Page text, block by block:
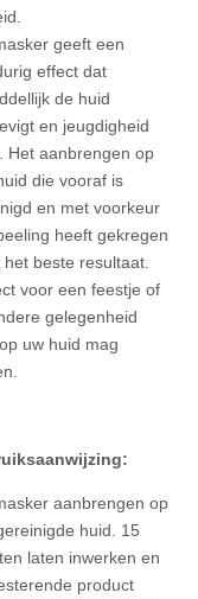
geeft een
effect dat
de huid
en jeugdigheid
Het aanbrengen op
die vooraf is
en met voorkeur
heeft gekregen
beste resultaat.
voor een feestje of
gelegenheid
uw huid mag
aanbrengen op
huid. 15
laten inwerken en
product